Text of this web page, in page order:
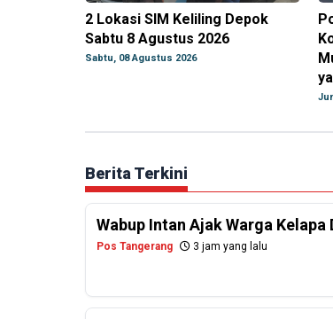
2 Lokasi SIM Keliling Depok
Sabtu 8 Agustus 2026
Sabtu, 08 Agustus 2026
Berita Terkini
Wabup Intan Ajak Warga
Pos Tangerang 3 jam yang lalu